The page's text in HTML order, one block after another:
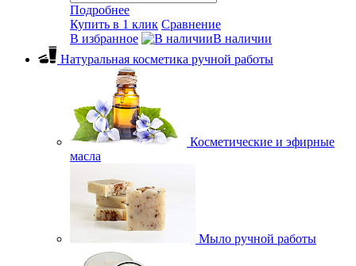
Подробнее
Купить в 1 клик Сравнение
В избранное
В наличии
Натуральная косметика ручной работы
Косметические и эфирные
масла
Мыло ручной работы